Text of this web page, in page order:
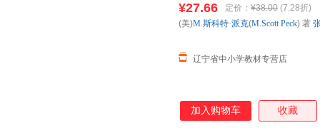
¥27.66 定价： ¥38.00 (7.28折)
辽宁省中小学教材专营店
(美)M.斯科特·派克(M.Scott Peck) 著
加入购物车 收藏